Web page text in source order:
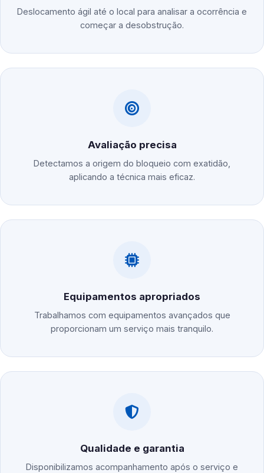
Deslocamento ágil até o local para analisar a ocorrência e
começar a desobstrução.
Avaliação precisa
Detectamos a origem do bloqueio com exatidão,
aplicando a técnica mais eficaz.
Equipamentos apropriados
Trabalhamos com equipamentos avançados que
proporcionam um serviço mais tranquilo.
Qualidade e garantia
Disponibilizamos acompanhamento após o serviço e